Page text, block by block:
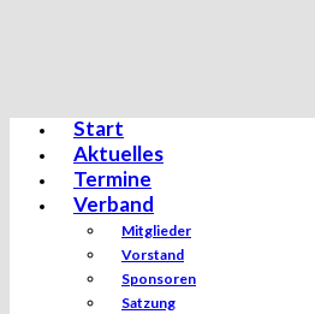
Start
Aktuelles
Termine
Verband
Mitglieder
Vorstand
Sponsoren
Satzung